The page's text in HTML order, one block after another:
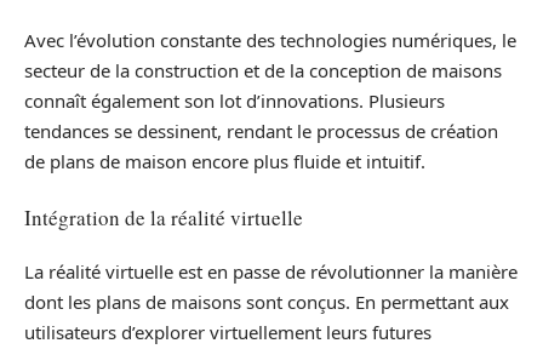
Avec l’évolution constante des technologies numériques, le
secteur de la construction et de la conception de maisons
connaît également son lot d’innovations. Plusieurs
tendances se dessinent, rendant le processus de création
de plans de maison encore plus fluide et intuitif.
Intégration de la réalité virtuelle
La réalité virtuelle est en passe de révolutionner la manière
dont les plans de maisons sont conçus. En permettant aux
utilisateurs d’explorer virtuellement leurs futures